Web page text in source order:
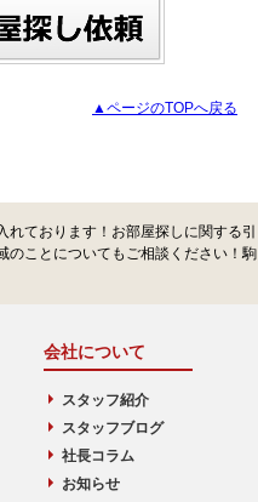
▲ページのTOPへ戻る
ております！お部屋探しに関する引
のことについてもご相談ください！駒
会社について
スタッフ紹介
スタッフブログ
社長コラム
お知らせ